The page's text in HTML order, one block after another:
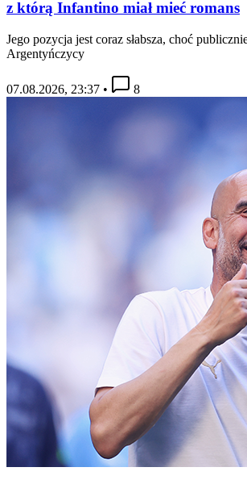
z którą Infantino miał mieć romans
Jego pozycja jest coraz słabsza, choć
Argentyńczycy
07.08.2026, 23:37 • 8